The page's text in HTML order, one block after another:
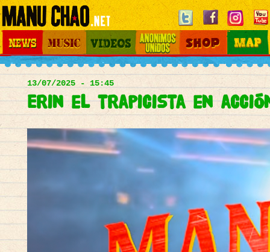
Jump to navigation
Main
menu
Videos Otros Mundos Shop Map
13/07/2025 - 15:45
Erin el trapicista en